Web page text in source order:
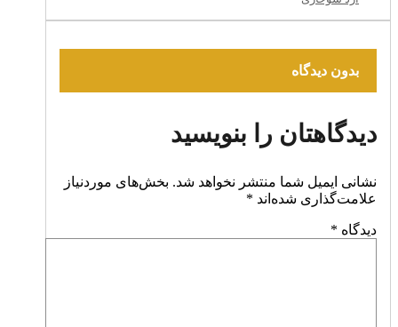
بدون دیدگاه
دیدگاهتان را بنویسید
نشانی ایمیل شما منتشر نخواهد شد. بخش‌های موردنیاز
علامت‌گذاری شده‌اند *
دیدگاه *